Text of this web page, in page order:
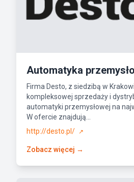
Automatyka
Firma Desto, z siedzibą w
kompleksowej sprzedaży i
automatyki przemysłowej na
W ofercie znajdują...
http://desto.pl/
↗
Zobacz więcej →